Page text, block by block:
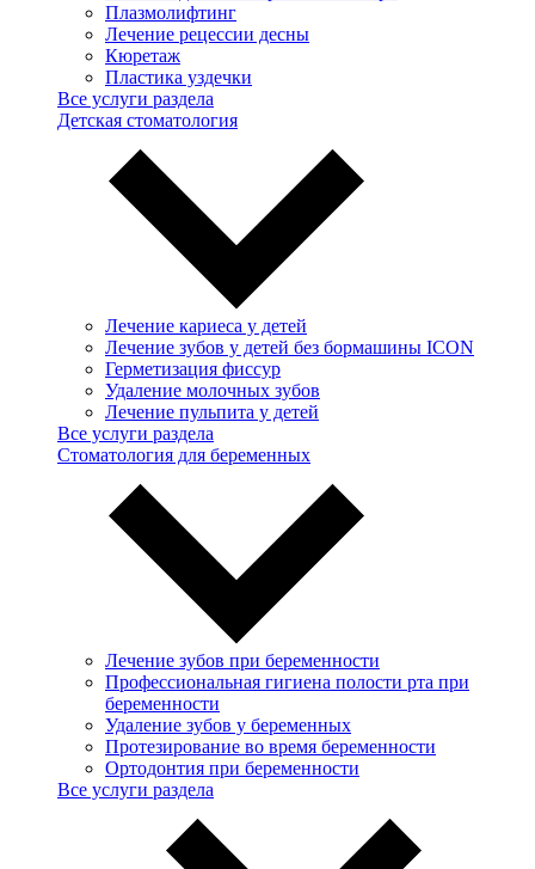
Плазмолифтинг
Лечение рецессии десны
Кюретаж
Пластика уздечки
Все услуги раздела
Детская стоматология
Лечение кариеса у детей
Лечение зубов у детей без бормашины ICON
Герметизация фиссур
Удаление молочных зубов
Лечение пульпита у детей
Все услуги раздела
Стоматология для беременных
Лечение зубов при беременности
Профессиональная гигиена полости рта при
беременности
Удаление зубов у беременных
Протезирование во время беременности
Ортодонтия при беременности
Все услуги раздела